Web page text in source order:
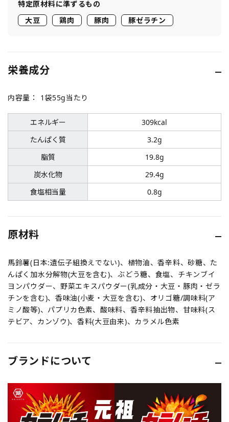
特定原材料に準ずるもの
大豆
鶏肉 豚肉 豚ゼラチン
栄養成分
内容量： 1袋55g当たり
エネルギー
たんぱく質
脂質
炭水化物
食塩相当量
309kcal
3.2g
19.8g
29.4g
0.8g
原材料
馬鈴薯(日本:遺伝子組換えでない)、植物油、香辛料、砂糖、た
んぱく加水分解物(大豆を含む)、ぶどう糖、食塩、チキンブイ
ヨンパウダー、野菜エキスパウダー(乳成分・大豆・豚肉・ゼラ
チンを含む)、香味油(小麦・大豆を含む)、オリゴ糖/調味料(ア
ミノ酸等)、パプリカ色素、酸味料、香辛料抽出物、甘味料(ス
テビア、カンゾウ)、香料(大豆由来)、カラメル色素
ブランドについて